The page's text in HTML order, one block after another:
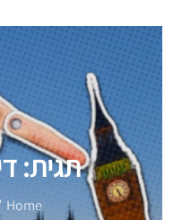
תגית:
Home